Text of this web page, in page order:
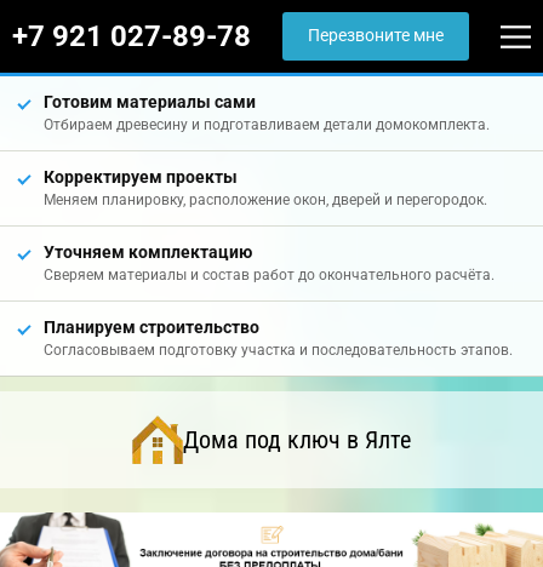
+7 921 027-89-78 Перезвоните мне
Готовим материалы сами
Отбираем древесину и подготавливаем детали домокомплекта.
Корректируем проекты
Меняем планировку, расположение окон, дверей и перегородок.
Уточняем комплектацию
Сверяем материалы и состав работ до окончательного расчёта.
Планируем строительство
Согласовываем подготовку участка и последовательность этапов.
Дома под ключ в Ялте